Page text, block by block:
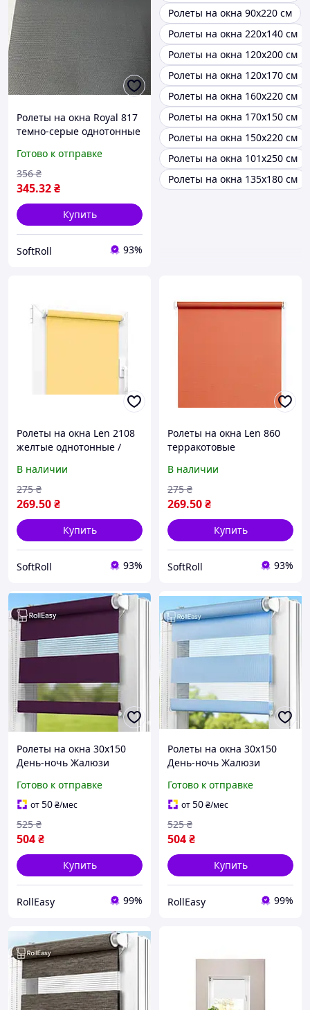
Ролеты на окна Royal 817
темно-серые однотонные
32,5х160 см
Готово к отправке
345.32₴
356 ₴
Купить
SoftRoll 93%
Ролеты на окна 90х220 см
Ролеты на окна 220х140 см
Ролеты на окна 120х200 см
Ролеты на окна 120х170 см
Ролеты на окна 160х220 см
Ролеты на окна 170х150 см
Ролеты на окна 150х220 см
Ролеты на окна 101х250 см
Ролеты на окна 135х180 см
Ролеты на окна Len 2108
желтые однотонные /
32,5х160 см
В наличии
269.50₴
275 ₴
Купить
SoftRoll 93%
Ролеты на окна Len 860
терракотовые
роллеты 32,5х160 см
В наличии
269.50₴
275 ₴
Купить
SoftRoll 93%
Ролеты на окна 30х150
День-ночь Жалюзи
фиксацией под наклон
Рулонные шторы Ролета
тканевая D-209
Баклажановый
Готово к отправке
от50₴/мес
504₴
525 ₴
Купить
RollEasy 99%
Ролеты на окна 30х150
День-ночь Жалюзи
фиксацией под наклон
Рулонные шторы Ролета
тканевая D-243 Голубой
300мм
Готово к отправке
от50₴/мес
504₴
525 ₴
Купить
RollEasy 99%